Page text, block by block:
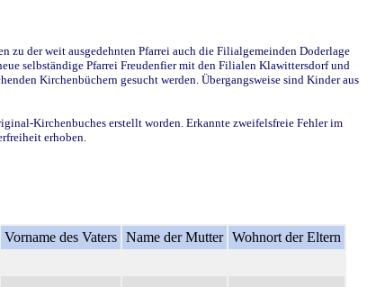
zu der weit ausgedehnten Pfarrei auch die Filialgemeinden Doderlage
selbständige Pfarrei Freudenfier mit den Filialen Klawittersdorf und
Kirchenbüchern gesucht werden. Übergangsweise sind Kinder aus
Kirchenbuches erstellt worden. Erkannte zweifelsfreie Fehler im
erhoben.
Vorname des Vaters Name der Mutter Wohnort der Eltern